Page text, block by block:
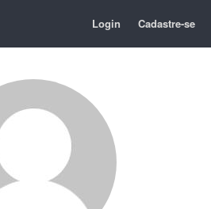
Login Cadastre-se